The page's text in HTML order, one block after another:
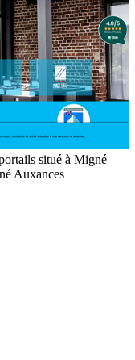
situé à Migné
Auxances